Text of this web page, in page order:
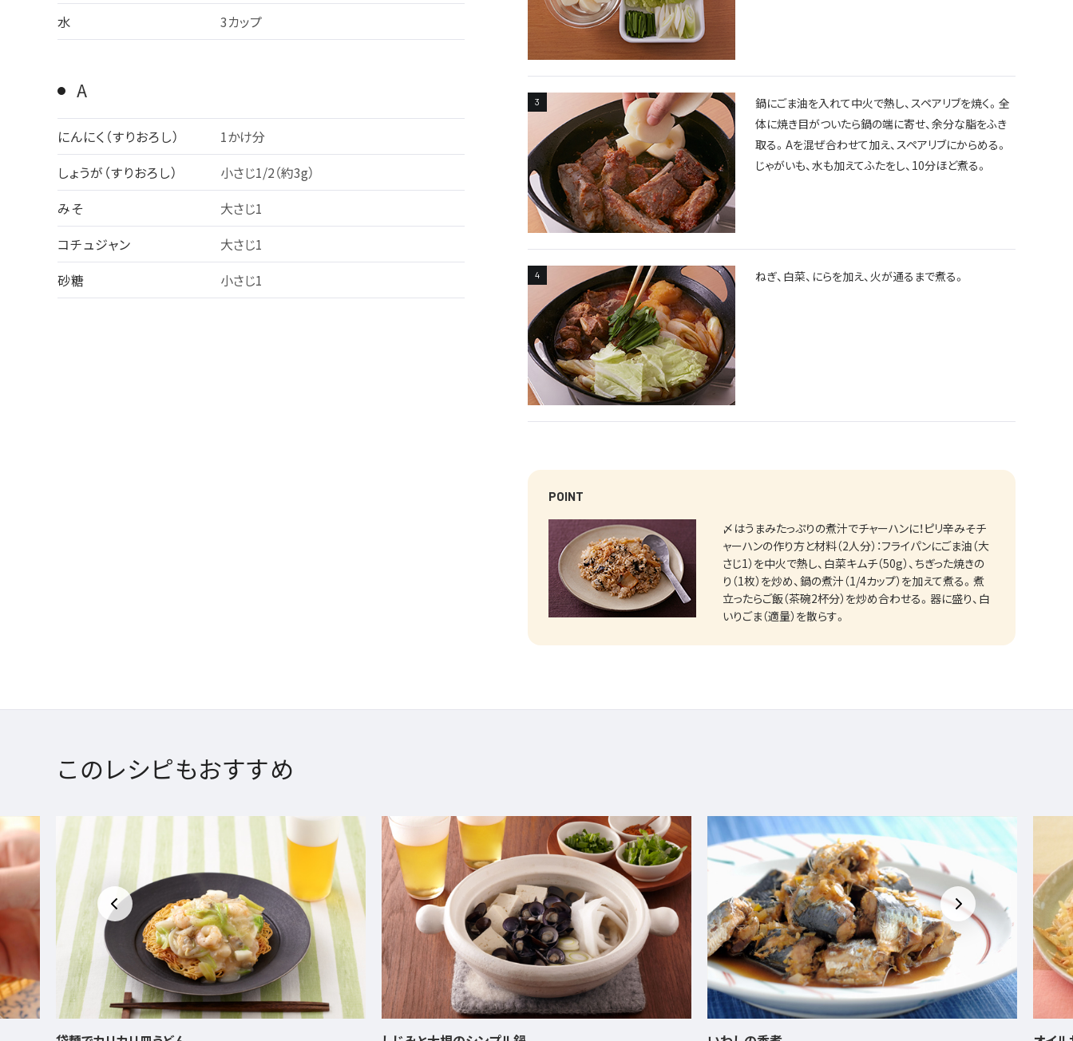
水
3カップ
A
にんにく（すりおろし）
1かけ分
しょうが（すりおろし）
小さじ1/2（約3g）
みそ
大さじ1
コチュジャン
大さじ1
砂糖
小さじ1
鍋にごま油を入れて中火で熱し、スペアリブを焼く。全
体に焼き目がついたら鍋の端に寄せ、余分な脂をふき
取る。Aを混ぜ合わせて加え、スペアリブにからめる。
じゃがいも、水も加えてふたをし、10分ほど煮る。
ねぎ、白菜、にらを加え、火が通るまで煮る。
POINT
〆はうまみたっぷりの煮汁でチャーハンに！ピリ辛みそチ
ャーハンの作り方と材料（2人分）：フライパンにごま油（大
さじ1）を中火で熱し、白菜キムチ（50g）、ちぎった焼きの
り（1枚）を炒め、鍋の煮汁（1/4カップ）を加えて煮る。煮
立ったらご飯（茶碗2杯分）を炒め合わせる。器に盛り、白
いりごま（適量）を散らす。
このレシピもおすすめ